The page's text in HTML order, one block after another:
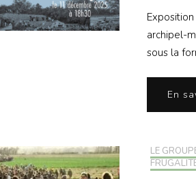
archipel-
sous la
En
LE